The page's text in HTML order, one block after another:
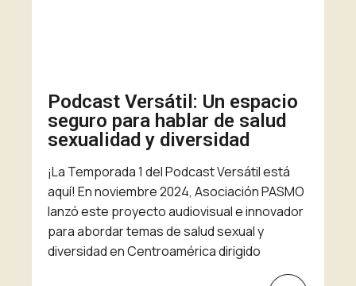
Podcast Versátil: Un espacio
seguro para hablar de salud
sexualidad y diversidad
¡La Temporada 1 del Podcast Versátil está
aquí! En noviembre 2024, Asociación PASMO
lanzó este proyecto audiovisual e innovador
para abordar temas de salud sexual y
diversidad en Centroamérica dirigido